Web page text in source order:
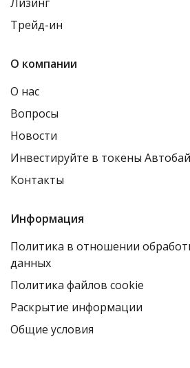
Лизинг
Трейд-ин
О компании
О нас
Вопросы
Новости
Инвестируйте в токены Автобай
Контакты
Информация
Политика в отношении
данных
Политика файлов cookie
Раскрытие информации
Общие условия